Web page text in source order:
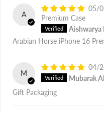
A
05/
Premium Case
Aishwarya
Arabian Horse iPhone 16
M
04/
Mubarak
Gift Packaging